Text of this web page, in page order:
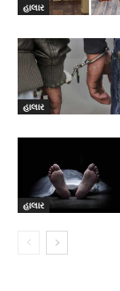
હાલાર
હાલાર
હાલાર